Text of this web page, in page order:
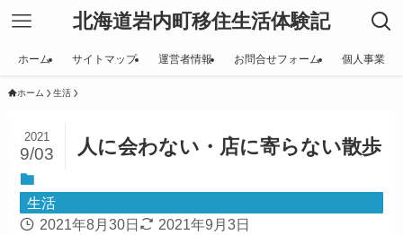
北海道岩内町移住生活体験記
ホーム サイトマップ 運営者情報 お問合せフォーム 個人事業
ホーム 生活
人に会わない・店に寄らない散歩
2021
9/03
生活
2021年8月30日
2021年9月3日